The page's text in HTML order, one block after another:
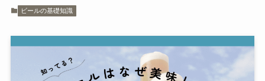
ビールの基礎知識